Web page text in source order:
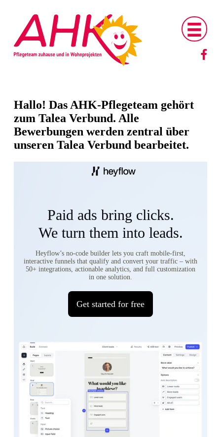
Hallo! Das AHK-Pflegeteam gehört
zum Talea Verbund. Alle
Bewerbungen werden zentral über
unseren Talea Verbund bearbeitet.